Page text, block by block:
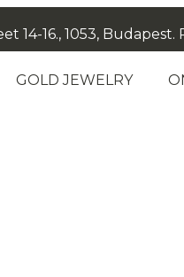
14-16., 1053,
GOLD JEWELRY